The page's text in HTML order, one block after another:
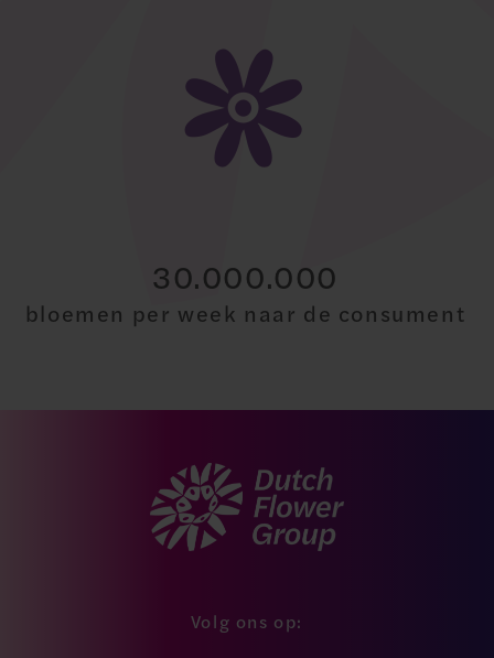
30.000.000
bloemen per week naar de consument
Volg ons op: